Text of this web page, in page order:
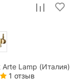
Arte Lamp (Италия)
1 отзыв